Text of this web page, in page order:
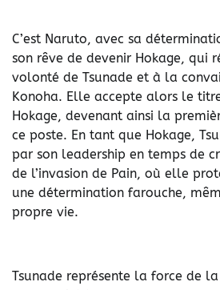
C’est Naruto, avec sa
son rêve de devenir Hokage, qui
volonté de Tsunade et à la
Konoha. Elle accepte alors le
Hokage, devenant ainsi la
ce poste. En tant que Hokage,
par son leadership en temps de
de l’invasion de Pain, où elle
une détermination farouche,
propre vie.
Tsunade représente la force de